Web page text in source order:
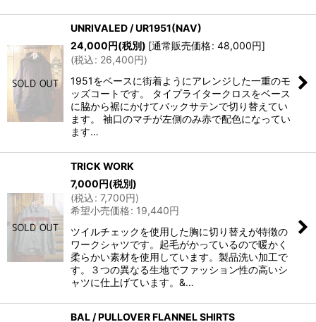
UNRIVALED / UR1951(NAV)
24,000円(税別) [通常販売価格: 48,000円]
(税込: 26,400円)
1951をベースに街着ようにアレンジした一重のモ
ッズコートです。 タイプライタークロスをベース
に脇から裾にかけてバックサテンで切り替えてい
ます。 袖口のマチが左側のみ赤で配色になってい
ます…
TRICK WORK
7,000円(税別)
(税込: 7,700円)
希望小売価格: 19,440円
ツイルチェックを使用した胸に切り替えが特徴の
ワークシャツです。起毛がかっているので暖かく
柔らかい素材を使用しています。製品洗い加工で
す。３つの異なる生地でファッション性の高いシ
ャツに仕上げています。&…
BAL / PULLOVER FLANNEL SHIRTS